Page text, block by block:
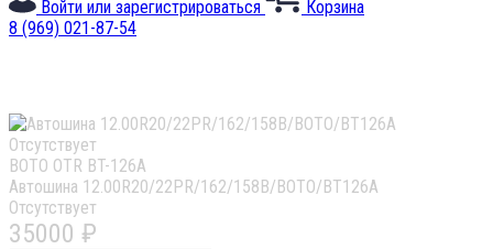
Войти или зарегистрироваться
Корзина
8 (969) 021-87-54
Отсутствует
BOTO OTR BT-126А
Автошина 12.00R20/22PR/162/158B/BOTO/ВТ126А
Отсутствует
35000 ₽